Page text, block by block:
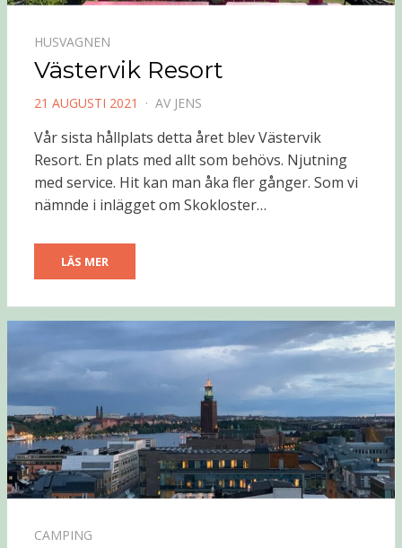
HUSVAGNEN
Västervik Resort
PUBLICERAD
21 AUGUSTI 2021 AV JENS
Vår sista hållplats detta året blev Västervik
Resort. En plats med allt som behövs. Njutning
med service. Hit kan man åka fler gånger. Som vi
nämnde i inlägget om Skokloster…
LÄS MER
CAMPING